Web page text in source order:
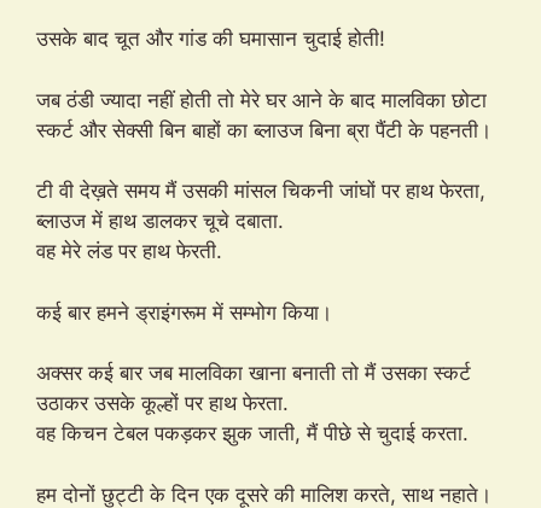
उसके बाद चूत और गांड की घमासान चुदाई होती!
जब ठंडी ज्यादा नहीं होती तो मेरे घर आने के बाद मालविका छोटा
स्कर्ट और सेक्सी बिन बाहों का ब्लाउज बिना ब्रा पैंटी के पहनती।
टी वी देख़ते समय मैं उसकी मांसल चिकनी जांघों पर हाथ फेरता,
ब्लाउज में हाथ डालकर चूचे दबाता.
वह मेरे लंड पर हाथ फेरती.
कई बार हमने ड्राइंगरूम में सम्भोग किया।
अक्सर कई बार जब मालविका खाना बनाती तो मैं उसका स्कर्ट
उठाकर उसके कूल्हों पर हाथ फेरता.
वह किचन टेबल पकड़कर झुक जाती, मैं पीछे से चुदाई करता.
हम दोनों छुट्टी के दिन एक दूसरे की मालिश करते, साथ नहाते।